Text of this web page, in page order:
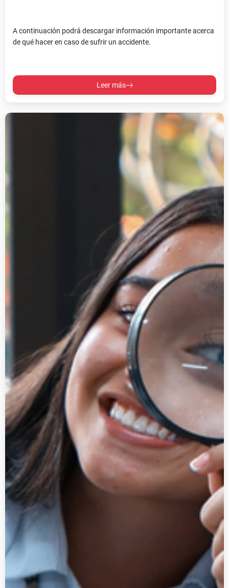
A continuación podrá descargar información importante acerca
de qué hacer en caso de sufrir un accidente.
Leer más